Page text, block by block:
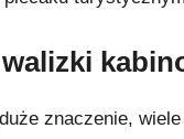
znaczenie,